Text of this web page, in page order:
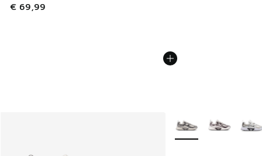
€ 69,99
Plus de couleurs